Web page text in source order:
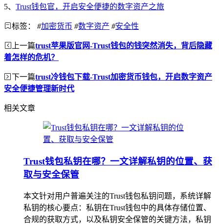
5、 Trust钱包官，开启安全便捷的数字资产之旅
标签： #加密货币 #数字资产 #安全性
上一篇trust苹果版官网-Trust钱包的钱突然消失，背后隐藏
着怎样的危机？
下一篇trust冷钱包下载-Trust加密货币钱包，开启数字资产
安全便捷管理新时代
相关文章
Trust钱包私钥在哪？一文详解私钥的位置、获
取与安全保管
本文针对用户普遍关注的Trust钱包私钥问题，系统详解
私钥的核心要点：私钥在Trust钱包中的具体存储位置、
合规的获取方式，以及私钥安全保管的关键方法，私钥